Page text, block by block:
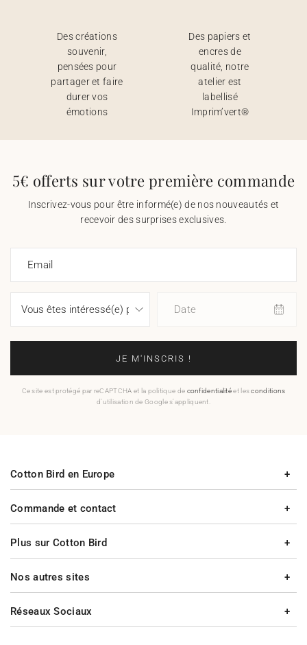
Des créations
souvenir,
pensées pour
partager et faire
durer vos
émotions
Des papiers et
encres de
qualité, notre
atelier est
labellisé
Imprim’vert®
5€ offerts sur votre première commande
Inscrivez-vous pour être informé(e) de nos nouveautés et
recevoir des surprises exclusives.
Email
Date
JE M'INSCRIS !
Ce site est protégé par reCAPTCHA et la politique de confidentialitéet lesconditions
d'utilisation de Google s'appliquent.
Commande et contact
Plus sur Cotton Bird
Cotton Bird en Europe
Nos autres sites
Réseaux Sociaux